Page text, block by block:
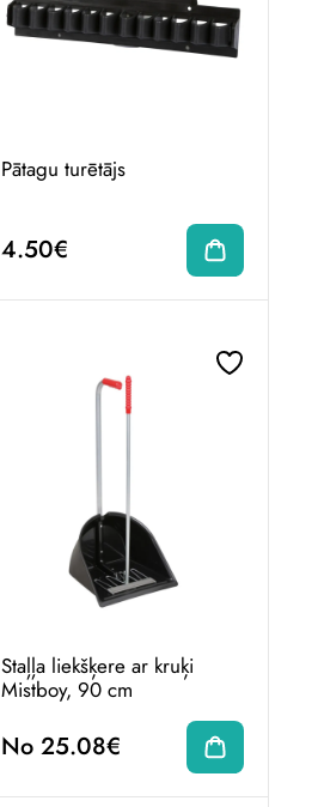
Pātagu turētājs
4.50€
Staļļa liekšķere ar kruķi
Mistboy, 90 cm
No 25.08€